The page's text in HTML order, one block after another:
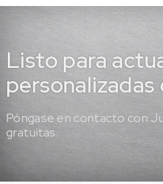
Listo para
personalizadas
Póngase en contacto con
gratuitas.